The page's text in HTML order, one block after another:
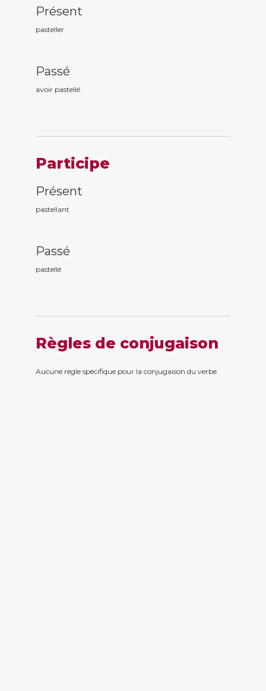
Présent
pasteller
Passé
avoir pastellé
Participe
Présent
pastellant
Passé
pastellé
Règles de conjugaison
Aucune règle spécifique pour la conjugaison du verbe